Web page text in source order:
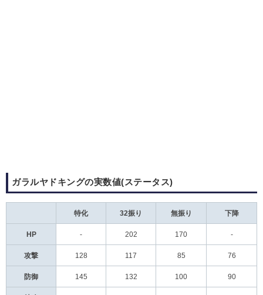
ガラルヤドキングの実数値(ステータス)
特化 32振り 無振り 下降
HP - 202 170 -
攻撃 128 117 85 76
防御 145 132 100 90